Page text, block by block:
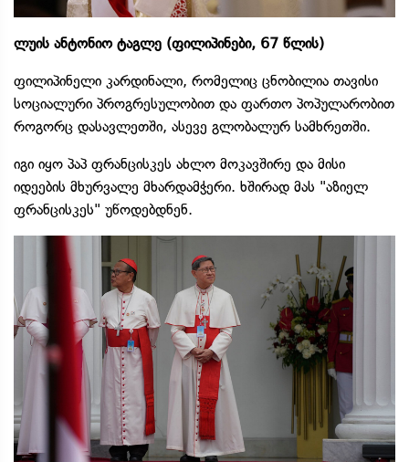
ლუის ანტონიო ტაგლე (ფილიპინები, 67 წლის)
ფილიპინელი კარდინალი, რომელიც ცნობილია თავისი
სოციალური პროგრესულობით და ფართო პოპულარობით
როგორც დასავლეთში, ასევე გლობალურ სამხრეთში.
იგი იყო პაპ ფრანცისკეს ახლო მოკავშირე და მისი
იდეების მხურვალე მხარდამჭერი. ხშირად მას "აზიელ
ფრანცისკეს" უწოდებდნენ.